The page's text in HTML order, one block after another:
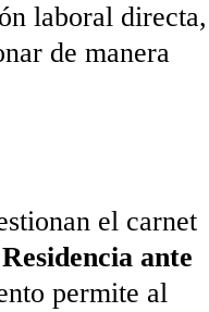
laboral directa,
de manera
el carnet
ante
permite al